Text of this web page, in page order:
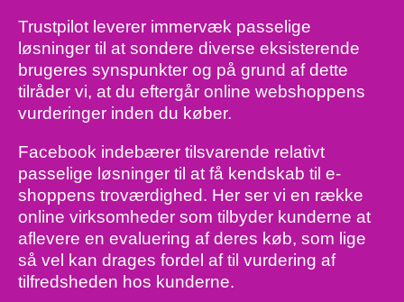
Trustpilot leverer immervæk passelige
løsninger til at sondere diverse eksisterende
brugeres synspunkter og på grund af dette
tilråder vi, at du eftergår online webshoppens
vurderinger inden du køber.
Facebook indebærer tilsvarende relativt
passelige løsninger til at få kendskab til e-
shoppens troværdighed. Her ser vi en række
online virksomheder som tilbyder kunderne at
aflevere en evaluering af deres køb, som lige
så vel kan drages fordel af til vurdering af
tilfredsheden hos kunderne.